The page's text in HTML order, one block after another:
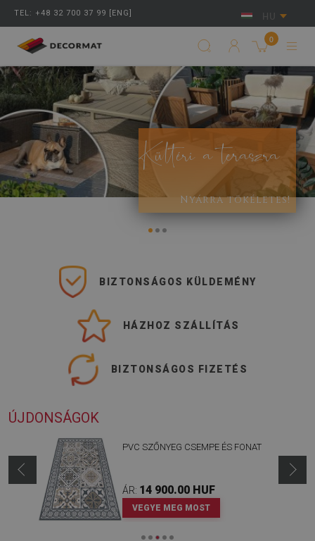
TEL: +48 32 700 37 99 [ENG] HU
0
Kültéri a teraszra
Nyárra tökéletes!
BIZTONSÁGOS KÜLDEMÉNY
HÁZHOZ SZÁLLÍTÁS
BIZTONSÁGOS FIZETÉS
ÚJDONSÁGOK
PVC SZŐNYEG CSEMPE ÉS FONAT
ÁR: 14 900.00 HUF
VEGYE MEG MOST